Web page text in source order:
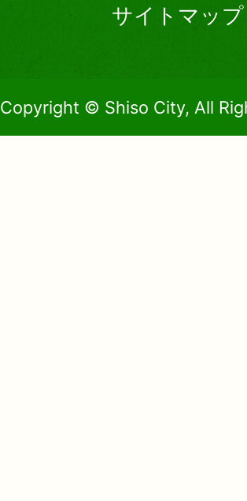
サイトマップ
Copyright © Shiso City, All